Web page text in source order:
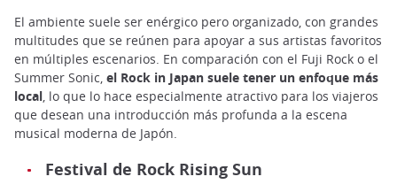
El ambiente suele ser enérgico pero organizado, con grandes
multitudes que se reúnen para apoyar a sus artistas favoritos
en múltiples escenarios. En comparación con el Fuji Rock o el
Summer Sonic, el Rock in Japan suele tener un enfoque más
local , lo que lo hace especialmente atractivo para los viajeros
que desean una introducción más profunda a la escena
musical moderna de Japón.
Festival de Rock Rising Sun